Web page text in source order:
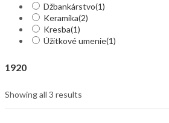
Džbankárstvo(1)
Keramika(2)
Kresba(1)
Úžitkové umenie(1)
1920
Showing all 3 results